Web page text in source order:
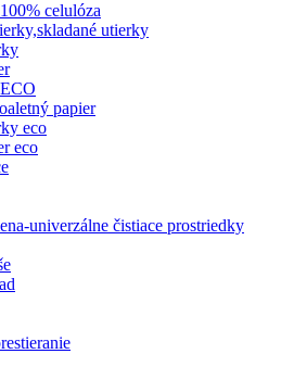
celulóza
utierky
papier
eco
eco
univerzálne čistiace prostriedky